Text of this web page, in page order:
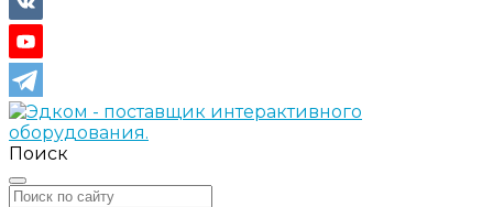
Поиск